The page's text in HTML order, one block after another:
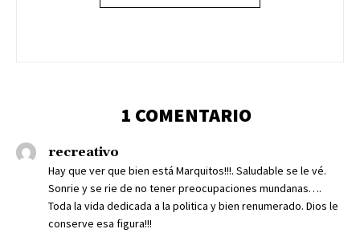
1 COMENTARIO
recreativo
Hay que ver que bien está Marquitos!!!. Saludable se le vé.
Sonrie y se rie de no tener preocupaciones mundanas….
Toda la vida dedicada a la politica y bien renumerado. Dios le
conserve esa figura!!!